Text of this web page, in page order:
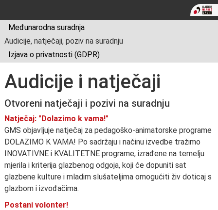
Međunarodna suradnja
Audicije, natječaji, poziv na suradnju
Izjava o privatnosti (GDPR)
Audicije i natječaji
Otvoreni natječaji i pozivi na suradnju
Natječaj: "Dolazimo k vama!"
GMS objavljuje natječaj za pedagoško-animatorske programe
DOLAZIMO K VAMA! Po sadržaju i načinu izvedbe tražimo
INOVATIVNE i KVALITETNE programe, izrađene na temelju
mjerila i kriterija glazbenog odgoja, koji će dopuniti sat
glazbene kulture i mladim slušateljima omogućiti živ doticaj s
glazbom i izvođačima.
Postani volonter!